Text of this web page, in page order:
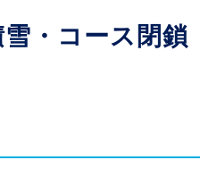
・コース閉鎖